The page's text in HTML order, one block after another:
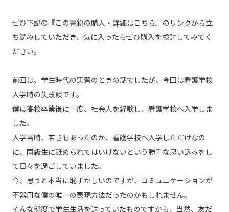
ぜひ下記の『この書籍の購入・詳細はこちら』のリンクから立
ち読みしていただき、気に入ったらぜひ購入を検討してみてく
ださい。
前回は、学生時代の実習のときの話でしたが、今回は看護学校
入学時の失敗談です。
僕は高校卒業後に一度、社会人を経験し、看護学校へ入学しま
した。
入学当時、若さもあったのか、看護学校へ入学しただけなの
に、同級生に舐められてはいけないという勝手な思い込みをし
て日々を過ごしていました。
今、思うと本当に恥ずかしいのですが、コミュニケーションが
不器用な僕の唯一の表現方法だったのかもしれません。
そんな態度で学生生活を送っていたものですから、当然、友だ